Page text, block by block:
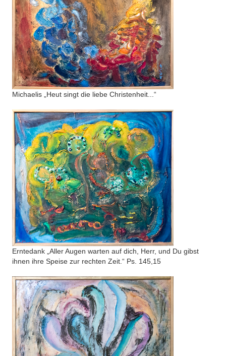
Michaelis „Heut singt die liebe Christenheit...“
Erntedank „Aller Augen warten auf dich, Herr, und Du gibst
ihnen ihre Speise zur rechten Zeit.“ Ps. 145,15